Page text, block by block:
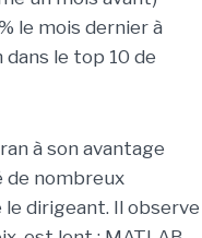
le mois dernier à
dans le top 10 de
à son avantage
de nombreux
le dirigeant. Il observe